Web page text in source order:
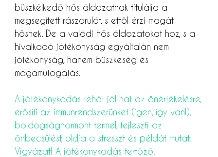
büszkélkedő hős áldozatnak titulálja a
megsegített rászorulót, s ettől érzi magát
hősnek. De a valódi hős áldozatokat hoz, s a
hivalkodó jótékonyság egyáltalán nem
jótékonyság, hanem büszkeség és
magamutogatás.
A jótékonykodás tehát jól hat az önértékelésre,
erősíti az immunrendszerünket (igen, így van!),
boldogsághormont termel, fejleszti az
önbecsülést, oldja a stresszt és példát mutat.
Vigyázat! A jótékonykodás fertőző!